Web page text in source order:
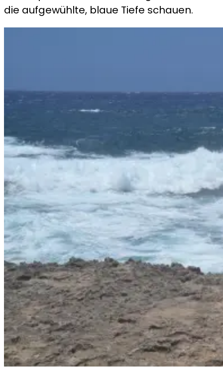
die aufgewühlte, blaue Tiefe schauen.